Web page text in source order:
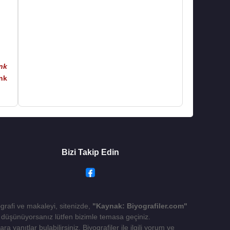
Bizi Takip Edin
ve makaleyi, sitenizde, "Kaynak: Biyografiler.com"
lütfen bizimle temasa geçiniz.
yanıtlar bulabilirsiniz. Biyografiler ile ilgili yorum ve